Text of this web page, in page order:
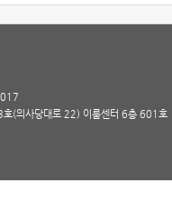
(의사당대로 22) 이룸센터 6층 601호